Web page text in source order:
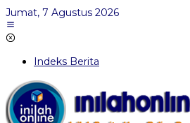
Lewati
ke
konten
Jumat, 7 Agustus 2026
Indeks Berita